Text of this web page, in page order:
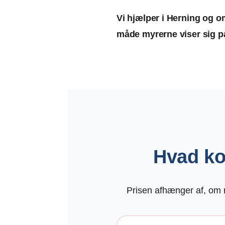
Vi hjælper i Herning og
måde myrerne viser sig
Hvad
Prisen afhænger af, om